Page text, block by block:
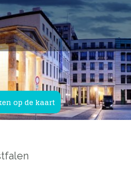
op de kaart